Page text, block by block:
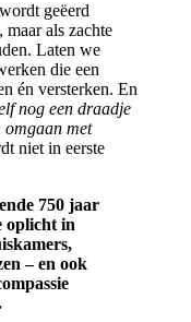
geëerd
als zachte
Laten we
die een
én versterken. En
nog een draadje
omgaan met
niet in eerste
750 jaar
oplicht in
– en ook